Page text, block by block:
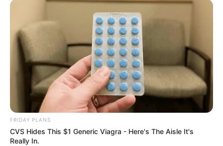
FRIDAY PLANS
CVS Hides This $1 Generic Viagra - Here's The Aisle It's
Really In.